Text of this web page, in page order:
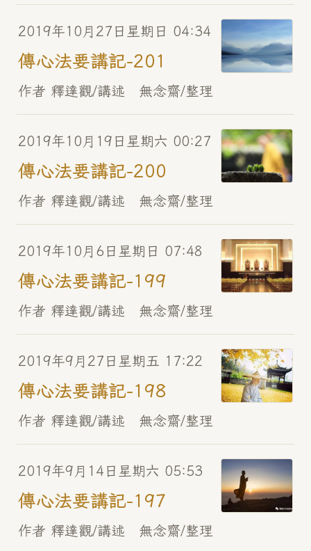
2019年10月27日星期日 04:34
傳心法要講記-201
作者 釋達觀/講述 無念齋/整理
2019年10月19日星期六 00:27
傳心法要講記-200
作者 釋達觀/講述 無念齋/整理
2019年10月6日星期日 07:48
傳心法要講記-199
作者 釋達觀/講述 無念齋/整理
2019年9月27日星期五 17:22
傳心法要講記-198
作者 釋達觀/講述 無念齋/整理
2019年9月14日星期六 05:53
傳心法要講記-197
作者 釋達觀/講述 無念齋/整理